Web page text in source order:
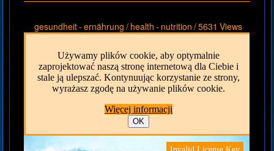
gesundheit - ernährung / health - nutrition /5631 Views